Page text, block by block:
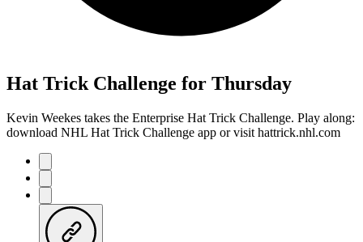
Hat Trick Challenge for Thursday
Kevin Weekes takes the Enterprise Hat Trick Challenge. Play along:
download NHL Hat Trick Challenge app or visit hattrick.nhl.com